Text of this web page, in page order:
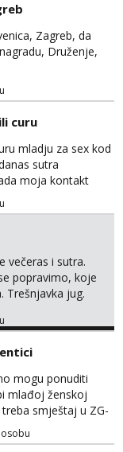
Zagreb, da
Druženje,
curu
mladju za sex kod
sutra
moja kontakt
imaju starije
večeras i sutra.
popravimo, koje
Trešnjavka jug.
And I hope
mogu ponuditi
mlađoj ženskoj
smještaj u ZG-
i tako malo uštedjeti,